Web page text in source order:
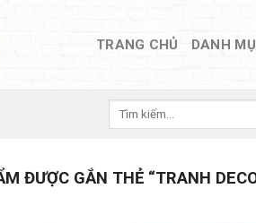
TRANG CHỦ DANH
Tìm
ĐƯỢC GẮN THẺ “TRANH